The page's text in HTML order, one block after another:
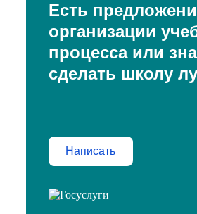
Есть
организации
процесса или
сделать школу
Написать